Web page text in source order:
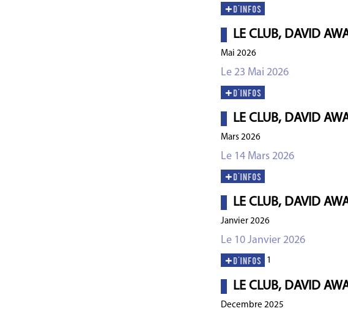
LE CLUB, DAVID
Mai 2026
Le 23 Mai 2026
LE CLUB, DAVID
Mars 2026
Le 14 Mars 2026
LE CLUB, DAVID
Janvier 2026
Le 10 Janvier 2026
LE CLUB, DAVID
Decembre 2025
1